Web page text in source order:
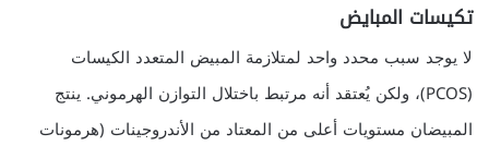
تكيسات المبايض
لا يوجد سبب محدد واحد لمتلازمة المبيض المتعدد الكيسات
(PCOS)، ولكن يُعتقد أنه مرتبط باختلال التوازن الهرموني. ينتج
المبيضان مستويات أعلى من المعتاد من الأندروجينات (هرمونات